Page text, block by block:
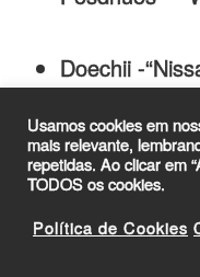
Doechii -
Eminem –
Future,
Usamos cookies em
mais relevante,
repetidas. Ao clicar em
TODOS os cookies.
Política de Cookies